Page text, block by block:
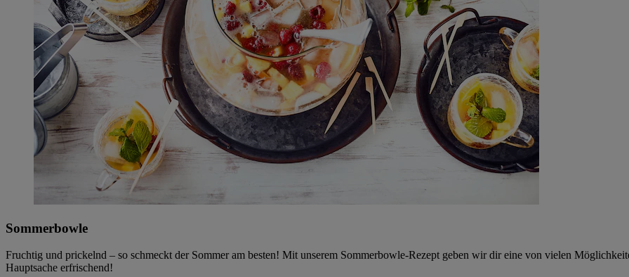
Sommerbowle
Fruchtig und prickelnd ‒ so schmeckt der Sommer am besten! Mit unserem Sommerbowle-Rezept geben wir dir eine von vielen
Hauptsache erfrischend!